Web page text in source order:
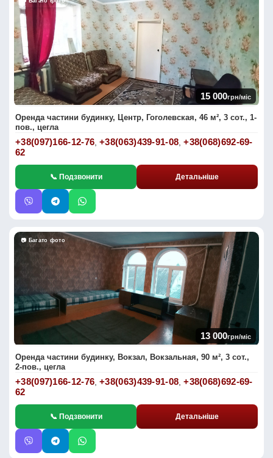
15 000грн/міс
Оренда частини будинку, Центр, Гоголевская, 46 м², 3 сот., 1-
пов., цегла
+38(097)166-12-76,+38(063)439-91-08,+38(068)692-69-
62
📞 Подзвонити Детальніше
📷 Багато фото
13 000грн/міс
Оренда частини будинку, Вокзал, Вокзальная, 90 м², 3 сот.,
2-пов., цегла
+38(097)166-12-76,+38(063)439-91-08,+38(068)692-69-
62
📞 Подзвонити Детальніше